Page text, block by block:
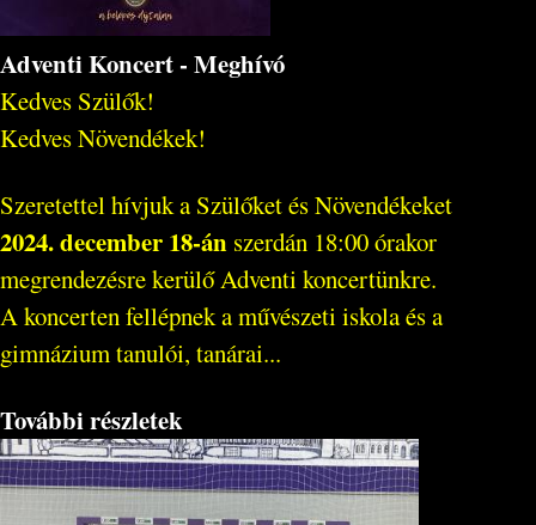
Adventi Koncert - Meghívó
Kedves Szülők!
Kedves Növendékek!
Szeretettel hívjuk a Szülőket és Növendékeket
2024. december 18-án szerdán 18:00 órakor
megrendezésre kerülő Adventi koncertünkre.
A koncerten fellépnek a művészeti iskola és a
gimnázium tanulói, tanárai...
További részletek